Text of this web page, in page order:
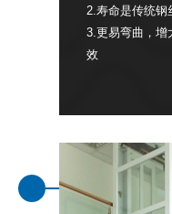
2.寿命是传统钢
3.更易弯曲，增
效